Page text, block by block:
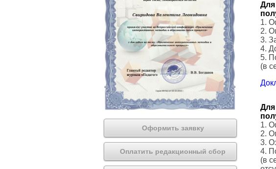
Оформить заявку
Оплатить редакционный сбор
Для
1.
2.
3.
4.
5.
(в
Для
1.
2.
3.
4.
(в